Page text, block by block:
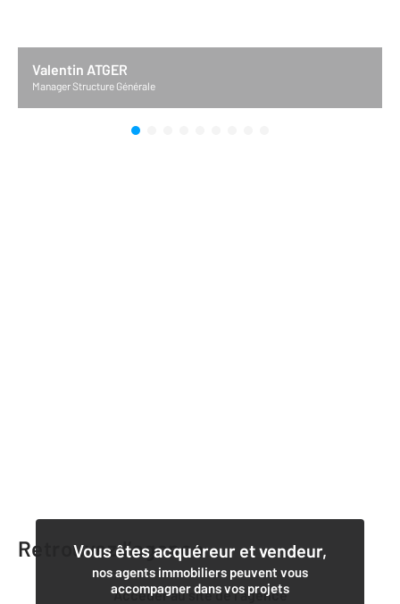
Valentin ATGER
Manager Structure Générale
Vous êtes acquéreur et vendeur,
nos agents immobiliers peuvent vous
accompagner dans vos projets
Retrouvez l’agence
Accéder au site de l’agence